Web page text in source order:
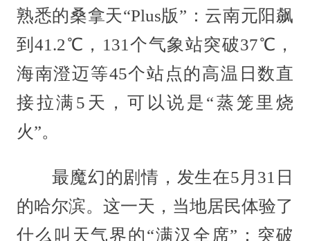
熟悉的桑拿天“Plus版”：云南元阳飙
到41.2℃，131个气象站突破37℃，
海南澄迈等45个站点的高温日数直
接拉满5天，可以说是“蒸笼里烧
火”。
最魔幻的剧情，发生在5月31日
的哈尔滨。这一天，当地居民体验了
什么叫天气界的“满汉全席”：突破